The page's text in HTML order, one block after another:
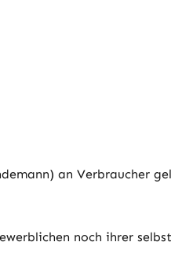
an Verbraucher
noch ihrer